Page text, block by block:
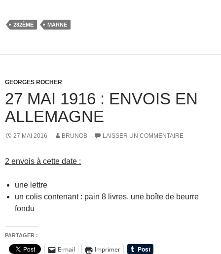
282ÈME MARNE
GEORGES ROCHER
27 MAI 1916 : ENVOIS EN
ALLEMAGNE
27 MAI 2016 BRUNOB LAISSER UN COMMENTAIRE
2 envois à cette date :
une lettre
un colis contenant : pain 8 livres, une boîte de beurre
fondu
PARTAGER :
E-mail Imprimer